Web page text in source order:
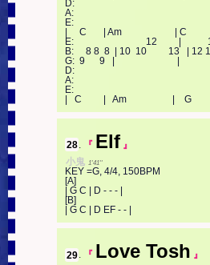
D:
A:
E:
|     C       | Am                      | C
E:                              12         |
B:     8 8  8  | 10  10         13   | 12
G:  9      9   |                          |
D:
A:
E:
|   C         |   Am                   |    G
28. 『 Elf 』
小鬼 1'41''
KEY =G, 4/4, 150BPM
[A]
| G C | D - - - |
[B]
| G C | D EF - - |
29. 『 Love Tosh 』